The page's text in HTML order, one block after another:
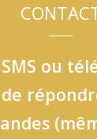
ou
de